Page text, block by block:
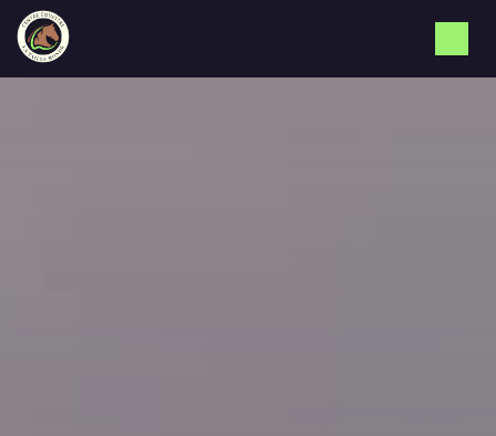
Panneau de gestion des cookies